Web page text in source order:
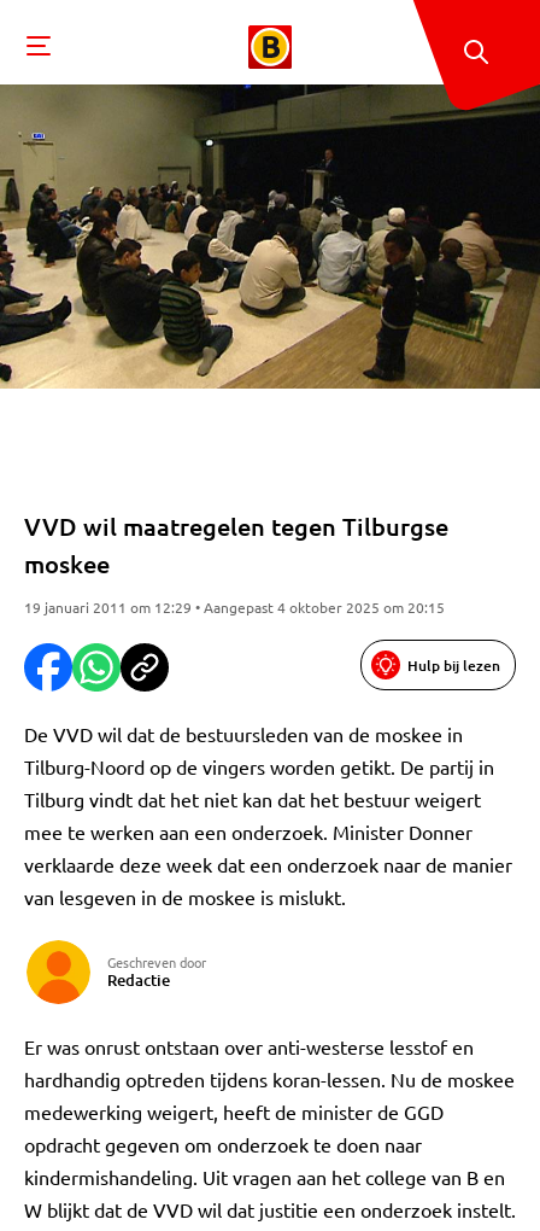
VVD wil maatregelen tegen Tilburgse
moskee
19 januari 2011 om 12:29 • Aangepast 4 oktober 2025 om 20:15
Hulp bij lezen
De VVD wil dat de bestuursleden van de moskee in
Tilburg-Noord op de vingers worden getikt. De partij in
Tilburg vindt dat het niet kan dat het bestuur weigert
mee te werken aan een onderzoek. Minister Donner
verklaarde deze week dat een onderzoek naar de manier
van lesgeven in de moskee is mislukt.
Geschreven door
Redactie
Er was onrust ontstaan over anti-westerse lesstof en
hardhandig optreden tijdens koran-lessen. Nu de moskee
medewerking weigert, heeft de minister de GGD
opdracht gegeven om onderzoek te doen naar
kindermishandeling. Uit vragen aan het college van B en
W blijkt dat de VVD wil dat justitie een onderzoek instelt.